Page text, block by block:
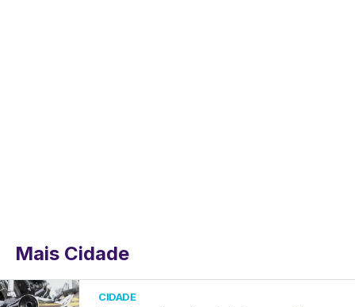
Mais Cidade
CIDADE